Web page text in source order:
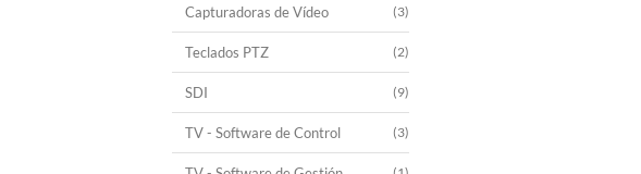
Capturadoras de Vídeo (3)
Teclados PTZ (2)
SDI (9)
TV - Software de Control (3)